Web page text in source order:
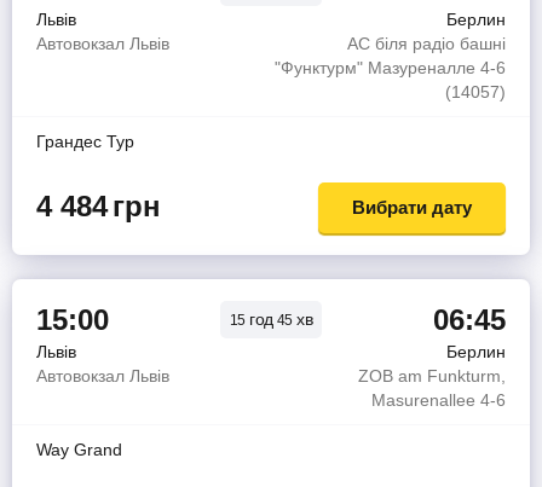
Львів
Берлин
Автовокзал Львів
АС біля радіо башні
"Функтурм" Мазуреналле 4-6
(14057)
Грандес Тур
4 484грн Вибрати дату
15:00 15 год 45 хв 06:45
Львів
Берлин
Автовокзал Львів
ZOB am Funkturm,
Masurenallee 4-6
Way Grand